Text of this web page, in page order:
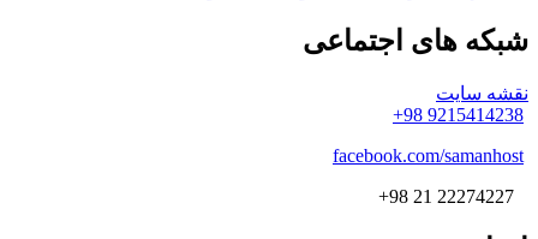
شبکه های اجتماعی
نقشه سایت
9215414238 98+
facebook.com/samanhost